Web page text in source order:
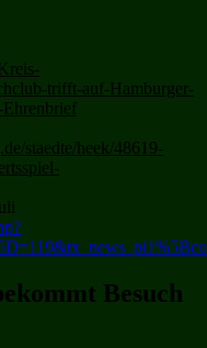
trifft-auf-Hamburger-
staedte/heek/48619-
Besuch